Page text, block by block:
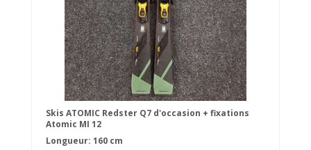
Skis ATOMIC Redster Q7 d'occasion + fixations
Atomic MI 12
Longueur: 160 cm